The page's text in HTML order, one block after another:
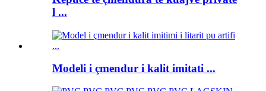
l ...
Modeli i çmendur i kalit imitati ...